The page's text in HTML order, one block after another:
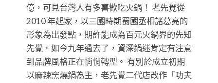
億，可見台灣人有多喜歡吃火鍋！ 老先覺從
2010 年起家，以三國時期蜀國丞相諸葛亮的
形象為出發點，期許能成為百元火鍋界的先知
先覺。如今九年過去了，資深鍋迷肯定有注意
到品牌風格正在悄悄轉型。 有別於成立初期
以麻辣窯燒鍋為主，老先覺二代店改作「功夫